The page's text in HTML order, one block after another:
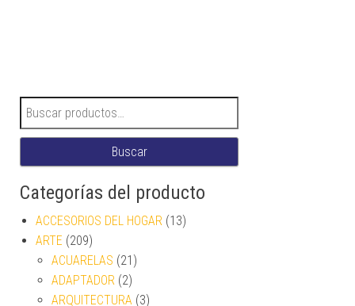
Buscar por:
Buscar
Categorías del producto
ACCESORIOS DEL HOGAR (13)
ARTE (209)
ACUARELAS (21)
ADAPTADOR (2)
ARQUITECTURA (3)